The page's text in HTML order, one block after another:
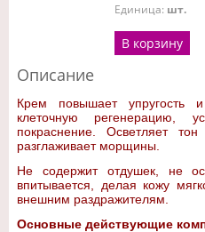
Единица: шт.
В корзину
Описание
Крем повышает упругость и
клеточную регенерацию,
покраснение. Осветляет
разглаживает морщины.
Не содержит отдушек, не
впитывается, делая кожу
внешним раздражителям.
Основные действующие